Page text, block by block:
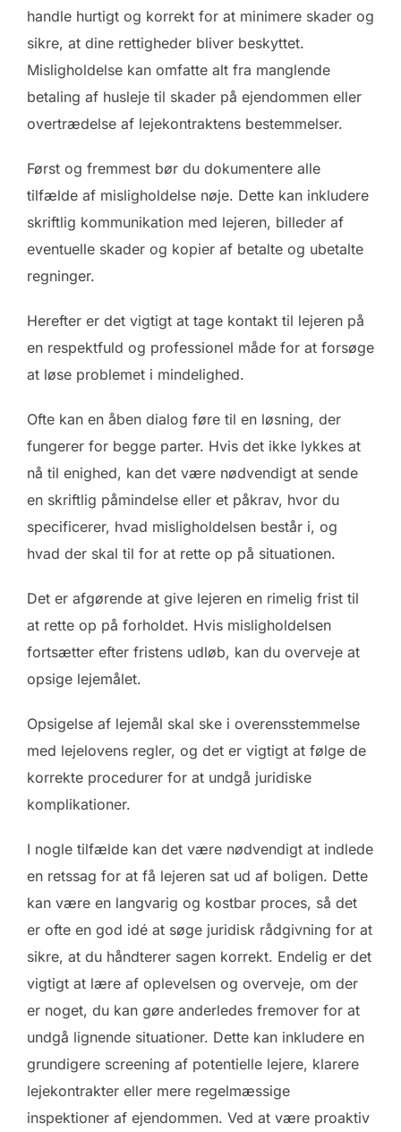
handle hurtigt og korrekt for at minimere skader og
sikre, at dine rettigheder bliver beskyttet.
Misligholdelse kan omfatte alt fra manglende
betaling af husleje til skader på ejendommen eller
overtrædelse af lejekontraktens bestemmelser.
Først og fremmest bør du dokumentere alle
tilfælde af misligholdelse nøje. Dette kan inkludere
skriftlig kommunikation med lejeren, billeder af
eventuelle skader og kopier af betalte og ubetalte
regninger.
Herefter er det vigtigt at tage kontakt til lejeren på
en respektfuld og professionel måde for at forsøge
at løse problemet i mindelighed.
Ofte kan en åben dialog føre til en løsning, der
fungerer for begge parter. Hvis det ikke lykkes at
nå til enighed, kan det være nødvendigt at sende
en skriftlig påmindelse eller et påkrav, hvor du
specificerer, hvad misligholdelsen består i, og
hvad der skal til for at rette op på situationen.
Det er afgørende at give lejeren en rimelig frist til
at rette op på forholdet. Hvis misligholdelsen
fortsætter efter fristens udløb, kan du overveje at
opsige lejemålet.
Opsigelse af lejemål skal ske i overensstemmelse
med lejelovens regler, og det er vigtigt at følge de
korrekte procedurer for at undgå juridiske
komplikationer.
I nogle tilfælde kan det være nødvendigt at indlede
en retssag for at få lejeren sat ud af boligen. Dette
kan være en langvarig og kostbar proces, så det
er ofte en god idé at søge juridisk rådgivning for at
sikre, at du håndterer sagen korrekt. Endelig er det
vigtigt at lære af oplevelsen og overveje, om der
er noget, du kan gøre anderledes fremover for at
undgå lignende situationer. Dette kan inkludere en
grundigere screening af potentielle lejere, klarere
lejekontrakter eller mere regelmæssige
inspektioner af ejendommen. Ved at være proaktiv